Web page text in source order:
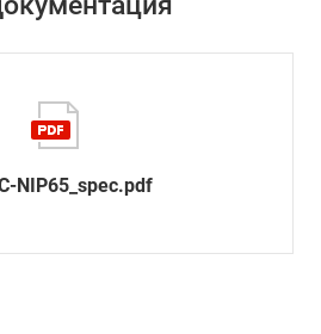
NIP65_spec.pdf